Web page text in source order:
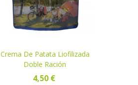
VER
Crema De Patata Liofilizada
Doble Ración
4,50 €